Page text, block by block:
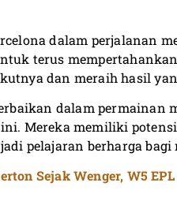
dalam perjalanan
terus
dan meraih hasil
dalam permainan
Mereka memiliki
pelajaran berharga bagi
Sejak Wenger, W5 EPL